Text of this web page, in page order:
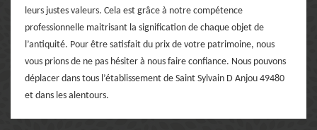
leurs justes valeurs. Cela est grâce à notre compétence
professionnelle maitrisant la signification de chaque objet de
l’antiquité. Pour être satisfait du prix de votre patrimoine, nous
vous prions de ne pas hésiter à nous faire confiance. Nous pouvons
déplacer dans tous l’établissement de Saint Sylvain D Anjou 49480
et dans les alentours.